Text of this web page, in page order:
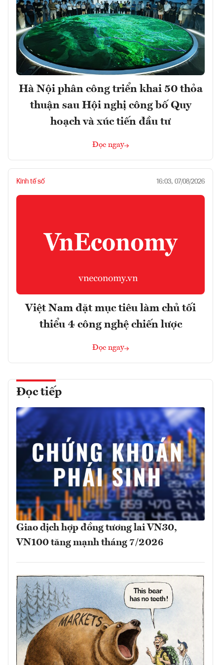
Hà Nội phân công triển khai 50 thỏa
thuận sau Hội nghị công bố Quy
hoạch và xúc tiến đầu tư
Đọc ngay
Kinh tế số 16:03, 07/08/2026
Việt Nam đặt mục tiêu làm chủ tối
thiểu 4 công nghệ chiến lược
Đọc ngay
Đọc tiếp
Giao dịch hợp đồng tương lai VN30,
VN100 tăng mạnh tháng 7/2026